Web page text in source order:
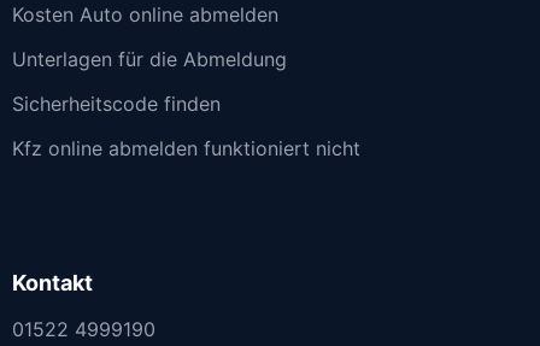
Kosten Auto online abmelden
Unterlagen für die Abmeldung
Sicherheitscode finden
Kfz online abmelden funktioniert nicht
Kontakt
01522 4999190